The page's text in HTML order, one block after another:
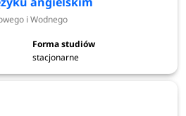
Geoinżynierii, Górnictwa i
- Wydział Geoinżynierii,
i Wodnego
stacjonarne